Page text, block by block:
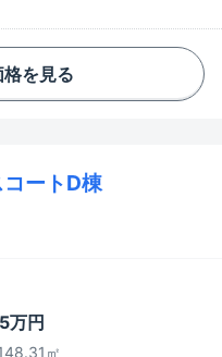
を見る
ートD棟
万円
㎡